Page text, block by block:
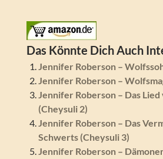
Das Könnte Dich Auch
Jennifer Roberson –
Jennifer Roberson –
Jennifer Roberson – Das Lied
(Cheysuli 2)
Jennifer Roberson – Das
Schwerts (Cheysuli 3)
Jennifer Roberson –